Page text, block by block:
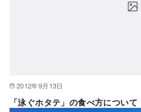
2012年9月13日
「泳ぐホタテ」の食べ方について